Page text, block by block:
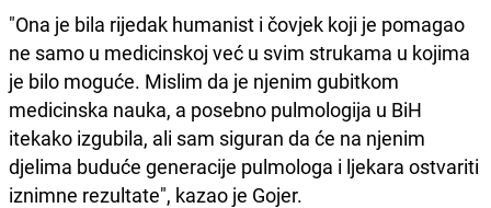
"Ona je bila rijedak humanist i čovjek koji je pomagao
ne samo u medicinskoj već u svim strukama u kojima
je bilo moguće. Mislim da je njenim gubitkom
medicinska nauka, a posebno pulmologija u BiH
itekako izgubila, ali sam siguran da će na njenim
djelima buduće generacije pulmologa i ljekara ostvariti
iznimne rezultate", kazao je Gojer.